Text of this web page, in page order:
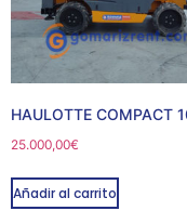
HAULOTTE COMPACT
25.000,00€
Añadir al carrito